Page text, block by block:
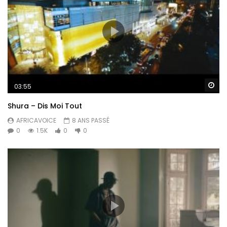
03:55
Shura – Dis Moi Tout
AFRICAVOICE
8 ANS PASSÉ
0
1.5K 0 0